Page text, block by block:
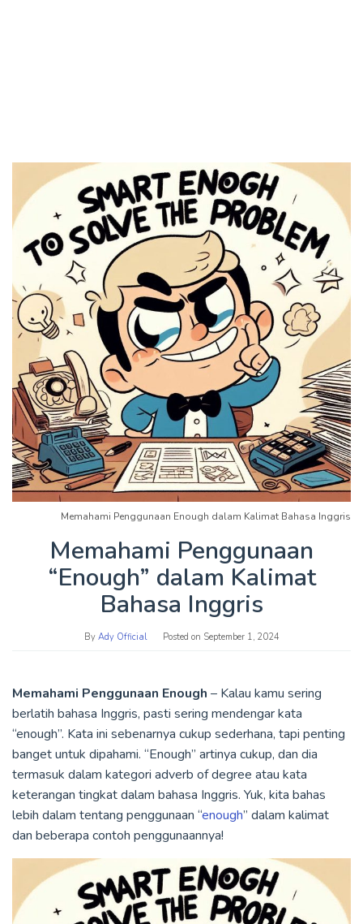
Memahami Penggunaan Enough dalam Kalimat Bahasa Inggris
Memahami Penggunaan
“Enough” dalam Kalimat
Bahasa Inggris
By Ady Official Posted on September 1, 2024
Memahami Penggunaan Enough – Kalau kamu sering
berlatih bahasa Inggris, pasti sering mendengar kata
“enough”. Kata ini sebenarnya cukup sederhana, tapi penting
banget untuk dipahami. “Enough” artinya cukup, dan dia
termasuk dalam kategori adverb of degree atau kata
keterangan tingkat dalam bahasa Inggris. Yuk, kita bahas
lebih dalam tentang penggunaan “enough” dalam kalimat
dan beberapa contoh penggunaannya!